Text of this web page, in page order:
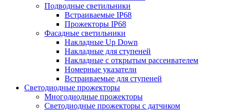
Подводные светильники
Встраиваемые IP68
Прожекторы IP68
Фасадные светильники
Накладные Up Down
Накладные для ступеней
Накладные с открытым рассеивателем
Номерные указатели
Встраиваемые для ступеней
Светодиодные прожекторы
Многодиодные прожекторы
Светодиодные прожекторы с датчиком